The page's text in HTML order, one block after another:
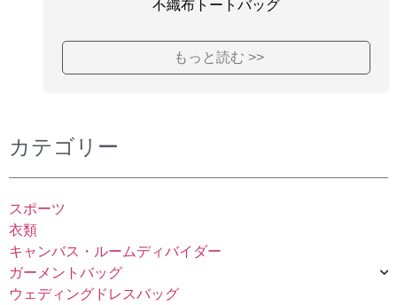
カテゴリー
スポーツ
衣類
キャンバス・ルームディバイダー
ガーメントバッグ
ウェディングドレスバッグ
不織布トートバッグ
もっと読む >>